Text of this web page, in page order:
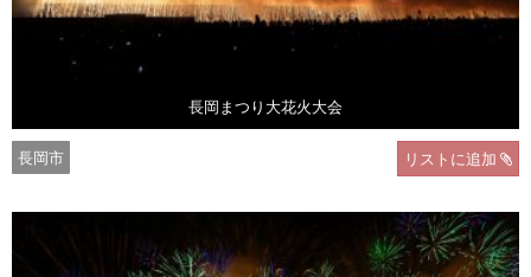
長岡まつり大花火大会
長岡市 リストに追加